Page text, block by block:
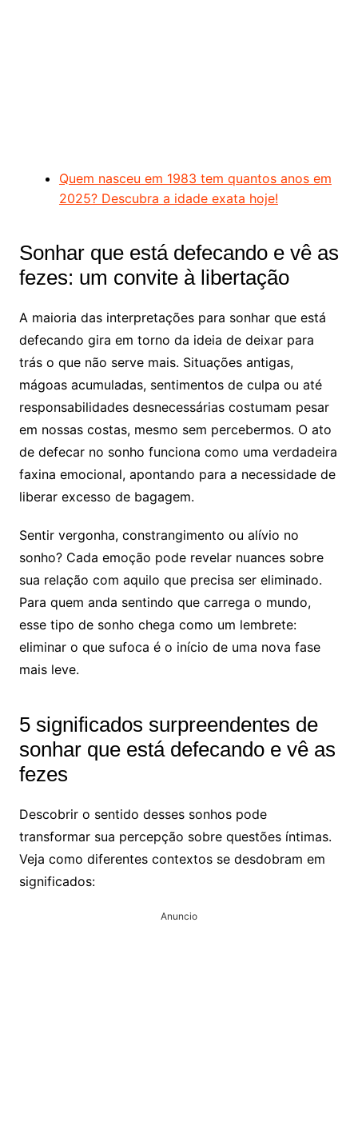
Quem nasceu em 1983 tem quantos anos em
2025? Descubra a idade exata hoje!
Sonhar que está defecando e vê as
fezes: um convite à libertação
A maioria das interpretações para sonhar que está
defecando gira em torno da ideia de deixar para
trás o que não serve mais. Situações antigas,
mágoas acumuladas, sentimentos de culpa ou até
responsabilidades desnecessárias costumam pesar
em nossas costas, mesmo sem percebermos. O ato
de defecar no sonho funciona como uma verdadeira
faxina emocional, apontando para a necessidade de
liberar excesso de bagagem.
Sentir vergonha, constrangimento ou alívio no
sonho? Cada emoção pode revelar nuances sobre
sua relação com aquilo que precisa ser eliminado.
Para quem anda sentindo que carrega o mundo,
esse tipo de sonho chega como um lembrete:
eliminar o que sufoca é o início de uma nova fase
mais leve.
5 significados surpreendentes de
sonhar que está defecando e vê as
fezes
Descobrir o sentido desses sonhos pode
transformar sua percepção sobre questões íntimas.
Veja como diferentes contextos se desdobram em
significados:
Anuncio